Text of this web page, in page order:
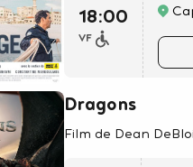
18:00
VF
Dragons
Film de Dean